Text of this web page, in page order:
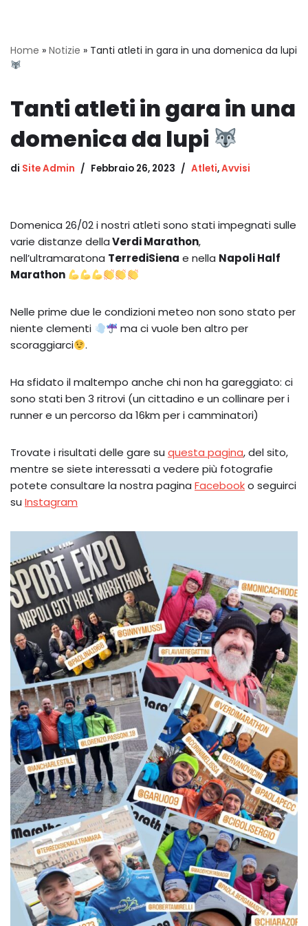
Home » Notizie » Tanti atleti in gara in una domenica da lupi
Tanti atleti in gara in una
domenica da lupi
di Site Admin Febbraio 26, 2023 Atleti,Avvisi
Domenica 26/02 i nostri atleti sono stati impegnati sulle
varie distanze dellaVerdi Marathon,
nell’ultramaratona TerrediSiena e nella Napoli Half
Marathon
Nelle prime due le condizioni meteo non sono stato per
niente clementi
ma ci vuole ben altro per
scoraggiarci
.
Ha sfidato il maltempo anche chi non ha gareggiato: ci
sono stati ben 3 ritrovi (un cittadino e un collinare per i
runner e un percorso da 16km per i camminatori)
Trovate i risultati delle gare su questa pagina, del sito,
mentre se siete interessati a vedere più fotografie
potete consultare la nostra pagina Facebooko seguirci
su Instagram